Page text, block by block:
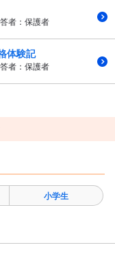
者：保護者
体験記
者：保護者
小学生